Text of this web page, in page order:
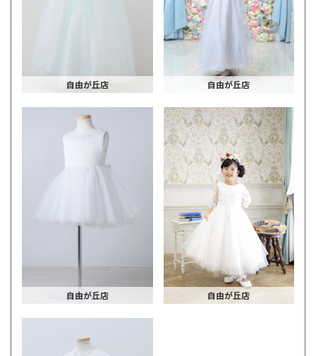
自由が丘店 自由が丘店
自由が丘店 自由が丘店